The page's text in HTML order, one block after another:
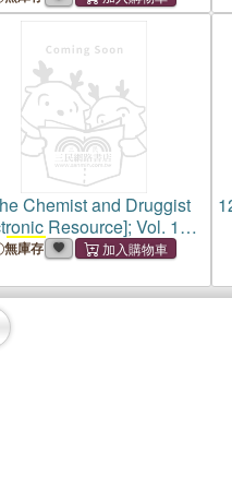
Chemist and Druggist
Resource]; Vol. 127
3005(11 Sept. 1937)
無庫存